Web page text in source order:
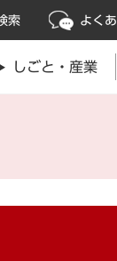
索 よく
しごと・産業